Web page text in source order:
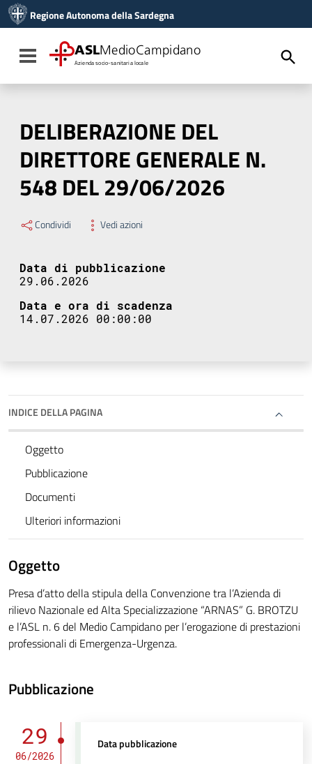
Vai al menu di navigazione
Vai al footer
Regione Autonoma della Sardegna
Toggle navigation
ASLMedioCampidano
Azienda socio-sanitaria locale
DELIBERAZIONE DEL
DIRETTORE GENERALE N.
548 DEL 29/06/2026
Condividi Vedi azioni
Data di pubblicazione
29.06.2026
Data e ora di scadenza
14.07.2026 00:00:00
INDICE DELLA PAGINA
Oggetto
Pubblicazione
Documenti
Ulteriori informazioni
Oggetto
Presa d’atto della stipula della Convenzione tra l’Azienda di
rilievo Nazionale ed Alta Specializzazione “ARNAS” G. BROTZU
e l’ASL n. 6 del Medio Campidano per l’erogazione di prestazioni
professionali di Emergenza-Urgenza.
Pubblicazione
29
06/2026
Data pubblicazione